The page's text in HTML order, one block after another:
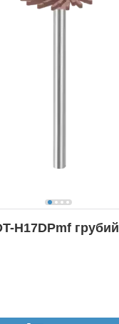
H17DPmf грубий